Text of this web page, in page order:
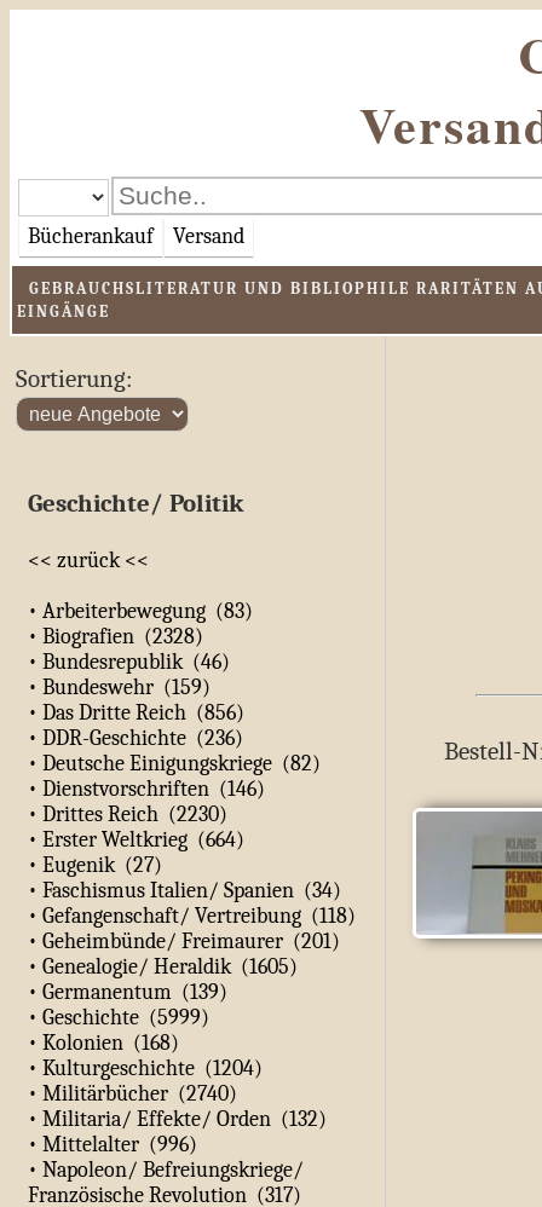
Bücherankauf Versand
GEBRAUCHSLITERATUR UND BIBLIOPHILE RARITÄTEN
EINGÄNGE
Sortierung:
Geschichte/ Politik
<< zurück <<
• Arbeiterbewegung (83)
• Biografien (2328)
• Bundesrepublik (46)
• Bundeswehr (159)
• Das Dritte Reich (856)
• DDR-Geschichte (236)
• Deutsche Einigungskriege (82)
• Dienstvorschriften (146)
• Drittes Reich (2230)
• Erster Weltkrieg (664)
• Eugenik (27)
• Faschismus Italien/ Spanien (34)
• Gefangenschaft/ Vertreibung (118)
• Geheimbünde/ Freimaurer (201)
• Genealogie/ Heraldik (1605)
• Germanentum (139)
• Geschichte (5999)
• Kolonien (168)
• Kulturgeschichte (1204)
• Militärbücher (2740)
• Militaria/ Effekte/ Orden (132)
• Mittelalter (996)
• Napoleon/ Befreiungskriege/
Französische Revolution (317)
Bestell-